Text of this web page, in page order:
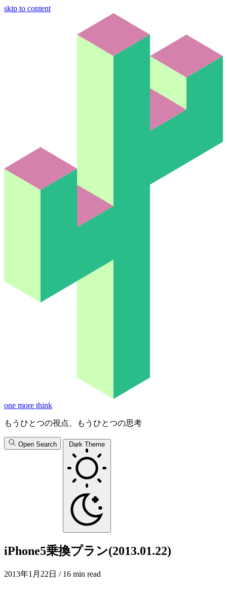
skip to content
one more think
もうひとつの視点、もうひとつの思考
Open Search Dark Theme
iPhone5乗換プラン(2013.01.22)
2013年1月22日 / 16 min read